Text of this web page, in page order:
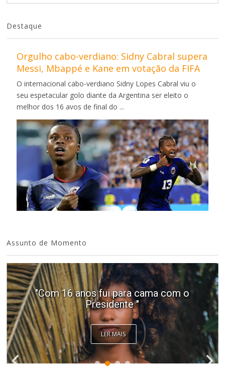
Destaque
Orgulho cabo-verdiano: Sidny Cabral supera
Messi, Mbappé e Kane em votação da FIFA
O internacional cabo-verdiano Sidny Lopes Cabral viu o
seu espetacular golo diante da Argentina ser eleito o
melhor dos 16 avos de final do ...
Assunto de Momento
"Com 16 anos fui para cama com o
Presidente "
LER MAIS